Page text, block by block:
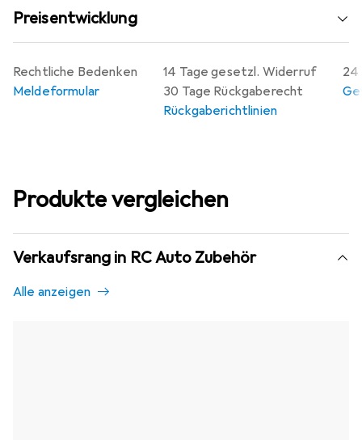
Preisentwicklung
14 Tage gesetzl. Widerruf
30 Tage Rückgaberecht
Rückgaberichtlinien
24
Rechtliche Bedenken
Meldeformular
Produkte vergleichen
Verkaufsrang in RC Auto Zubehör
Alle anzeigen